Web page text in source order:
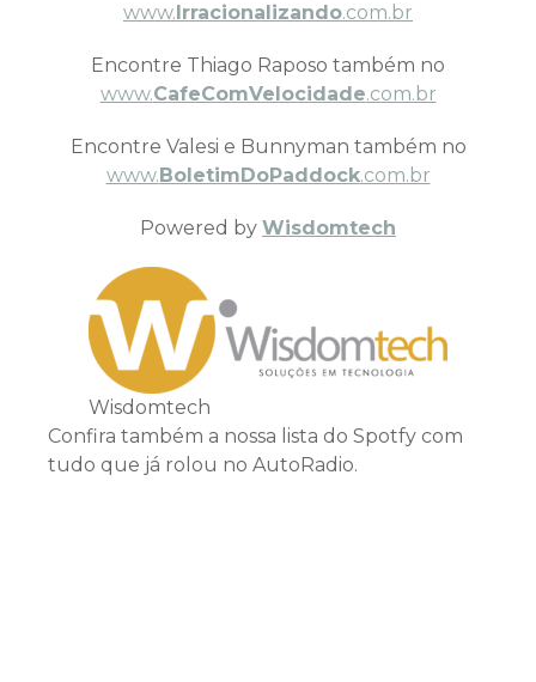
www.Irracionalizando.com.br
Encontre Thiago Raposo também no
www.CafeComVelocidade.com.br
Encontre Valesi e Bunnyman também no
www.BoletimDoPaddock.com.br
Powered by Wisdomtech
Wisdomtech
Confira também a nossa lista do Spotfy com
tudo que já rolou no AutoRadio.